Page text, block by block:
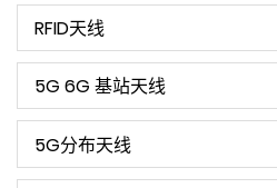
RFID天线
5G 6G 基站天线
5G分布天线